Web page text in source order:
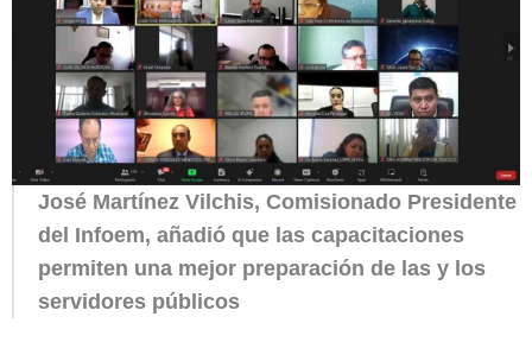
José Martínez Vilchis, Comisionado Presidente
del Infoem, añadió que las capacitaciones
permiten una mejor preparación de las y los
servidores públicos